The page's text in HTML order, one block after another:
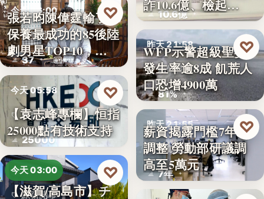
今天 06:00
娛樂排行
37
張若昀陳偉霆輸了！
保養最成功的85後陸
劇男星TOP10，…
♡
今天 05:58
股市分析
25000
【袁志峰專欄】恒指
25000點有技術支持
♡
今天 03:00
旅宿開幕
【滋賀/高島市】チ
♡
10.6億
詐10.6億、檢起…
昨天 21:58
氣候警報
81%
WFP示警超級聖嬰
發生率逾8成 飢荒人
口恐增4900萬
♡
昨天 21:55
勞動政策
7年
薪資揭露門檻7年未
調整 勞動部研議調
高至5萬元
♡